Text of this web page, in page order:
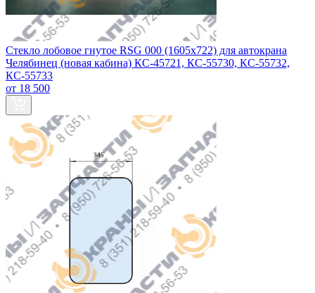
Стекло лобовое гнутое RSG 000 (1605x722) для автокрана
Челябинец (новая кабина) КС-45721, КС-55730, КС-55732,
КС-55733
от 18 500